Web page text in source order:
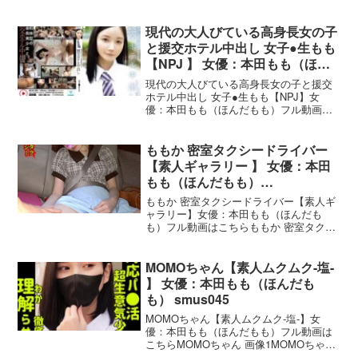
2024-04-01収録 :
現代の大人びている高身長女の子
と援交ホテル中出し 女子●生もも
【NPJ 】 女優：本田もも（ほん
だもも） npjs00169
現代の大人びている高身長女の子と援交
ホテル中出し 女子●生もも【NPJ】女
優：本田もも（ほんだもも）フル動画は
現代の大人びている高身長女の子と援交
ホテル中出し 女子
ももか 密室タクシードライバー
【素人ギャラリー 】 女優：本田
もも（ほんだもも）
h_1776vtaxd00071
ももか 密室タクシードライバー【素人ギ
ャラリー】女優：本田もも（ほんだも
も）フル動画はこちらももか 密室タクシ
ライバー 画像3ももか 密室タクシードラ
イバー 画
MOMOちゃん【素人ムクムク-塩-
】 女優：本田もも（ほんだも
も） smus045
MOMOちゃん【素人ムクムク-塩-】女
優：本田もも（ほんだもも）フル動画は
こちらMOMOちゃん 画像1MOMOちゃん